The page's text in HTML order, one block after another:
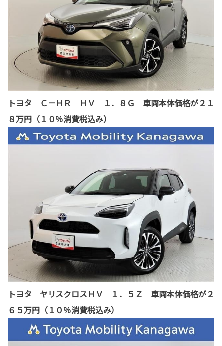
トヨタ Ｃ－ＨＲ ＨＶ １．８Ｇ 車両本体価格が２１
８万円（１０％消費税込み）
トヨタ ヤリスクロスＨＶ １．５Ｚ 車両本体価格が２
６５万円（１０％消費税込み）